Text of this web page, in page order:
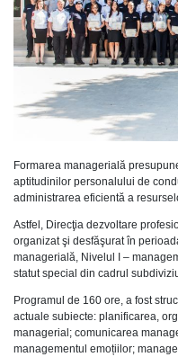
Formarea managerială
aptitudinilor personalului de
administrarea eficientă a
Astfel, Direcţia dezvoltare
organizat şi desfăşurat în
managerială, Nivelul I –
statut special din cadrul
Programul de 160 ore, a fost
actuale subiecte: planificarea,
managerial; comunicarea
managementul emoțiilor;